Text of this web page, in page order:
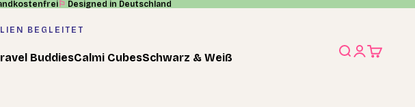
⚐ Designed in Deutschland
BEGLEITET
BuddiesCalmi CubesSchwarz & Weiß
SucheAnmelden